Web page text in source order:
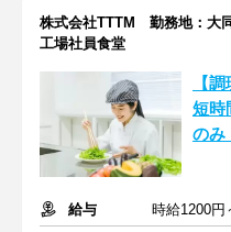
株式会社TTTM 勤務地：大
工場社員食堂
【
短時
のみ
給与
時給1200円